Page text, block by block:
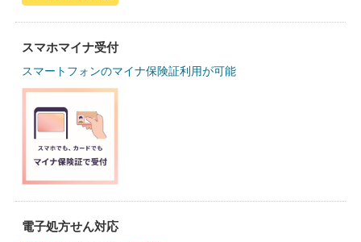
スマホマイナ受付
スマートフォンのマイナ保険証利用が可能
電子処方せん対応